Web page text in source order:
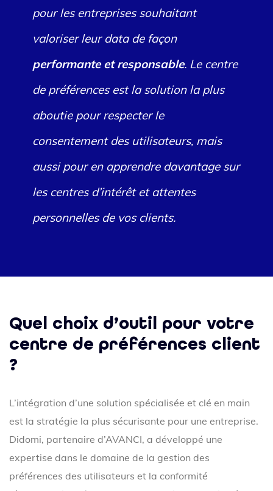
pour les entreprises souhaitant
valoriser leur data de façon
performante et responsable. Le centre
de préférences est la solution la plus
aboutie pour respecter le
consentement des utilisateurs, mais
aussi pour en apprendre davantage sur
les centres d’intérêt et attentes
personnelles de vos clients.
Quel choix d’outil pour votre
centre de préférences client
?
L’intégration d’une solution spécialisée et clé en main
est la stratégie la plus sécurisante pour une entreprise.
Didomi, partenaire d’AVANCI, a développé une
expertise dans le domaine de la gestion des
préférences des utilisateurs et la conformité